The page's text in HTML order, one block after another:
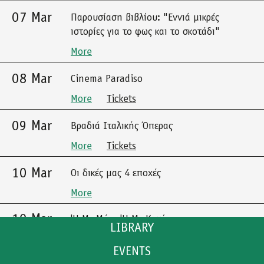
LIBRARY
CATALOGUE
EVENTS
07 Mar
Παρουσίαση βιβλίου: "Εννιά μικρές
ιστορίες για το φως και το σκοτάδι"
More
08 Mar
Cinema Paradiso
More
Tickets
09 Mar
Βραδιά Ιταλικής Όπερας
More
Tickets
10 Mar
Οι δικές μας 4 εποχές
More
10 Mar
'Η Με Μένα 'Η Με Καμία